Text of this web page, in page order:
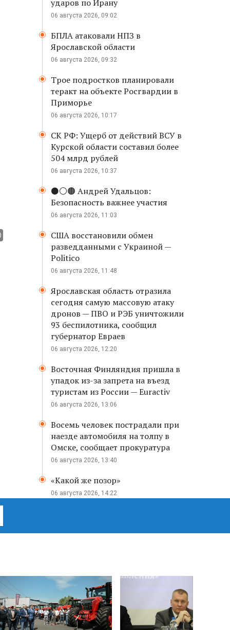
ударов по Ирану
06 августа 2026, 09:02
БПЛА атаковали НПЗ в
Ярославской области
06 августа 2026, 09:32
Трое подростков планировали
теракт на объекте Росгвардии в
Приморье
06 августа 2026, 10:17
СК РФ: Ущерб от действий ВСУ в
Курской области составил более
504 млрд рублей
06 августа 2026, 10:37
⚫️⚪️🟤 Андрей Удальцов:
Безопасность важнее участия
06 августа 2026, 11:03
США восстановили обмен
разведданными с Украиной —
Politico
06 августа 2026, 11:48
Ярославская область отразила
сегодня самую массовую атаку
дронов — ПВО и РЭБ уничтожили
93 беспилотника, сообщил
губернатор Евраев
06 августа 2026, 12:20
Восточная Финляндия пришла в
упадок из-за запрета на въезд
туристам из России — Euractiv
06 августа 2026, 13:06
Восемь человек пострадали при
наезде автомобиля на толпу в
Омске, сообщает прокуратура
06 августа 2026, 13:40
«Какой же позор»
06 августа 2026, 14:22